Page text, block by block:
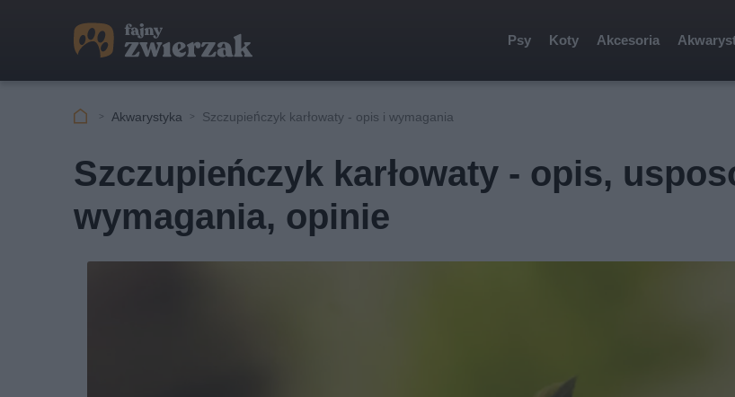
Psy Koty Akcesoria
Akwarystyka Szczupieńczyk karłowaty - opis i wymagania
Szczupieńczyk karłowaty - opis,
wymagania, opinie